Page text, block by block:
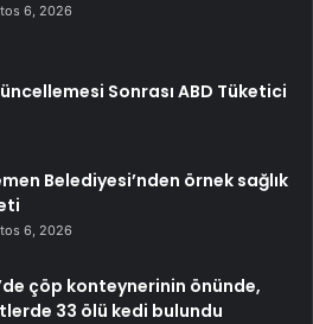
6, 2026
Sonrası ABD Tüketici
Belediyesi’nden örnek sağlık
6, 2026
çöp konteynerinin önünde,
33 ölü kedi bulundu